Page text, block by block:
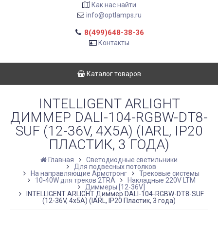
Как нас найти
info@optlamps.ru
8(499)648-38-36
Контакты
Каталог товаров
INTELLIGENT ARLIGHT
ДИММЕР DALI-104-RGBW-DT8-
SUF (12-36V, 4Х5А) (IARL, IP20
ПЛАСТИК, 3 ГОДА)
Главная
Светодиодные светильники
Для подвесных потолков
На направляющие Армстронг
Трековые системы
10-40W для треков 2TRA
Накладные 220V LTM
Диммеры [12-36V]
INTELLIGENT ARLIGHT Диммер DALI-104-RGBW-DT8-SUF
(12-36V, 4х5А) (IARL, IP20 Пластик, 3 года)